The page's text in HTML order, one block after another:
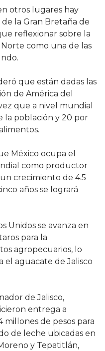
otros lugares hay
la Gran Bretaña de
reflexionar sobre la
como una de las
que están dadas las
de América del
que a nivel mundial
la población y 20 por
México ocupa el
como productor
crecimiento de 4.5
años se logrará
Unidos se avanza en
para la
agropecuarios, lo
aguacate de Jalisco
de Jalisco,
entrega a
de pesos para
de leche ubicadas en
y Tepatitlán,